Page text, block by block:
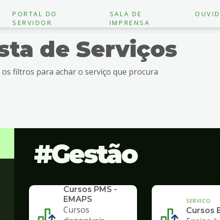
PORTAL DO
SERVIDOR
SALA DE
IMPRENSA
de Serviços
os filtros para achar o serviço que procura
Gestão
Cursos PMS -
EMAPS
Cursos
SERVICO
Cursos